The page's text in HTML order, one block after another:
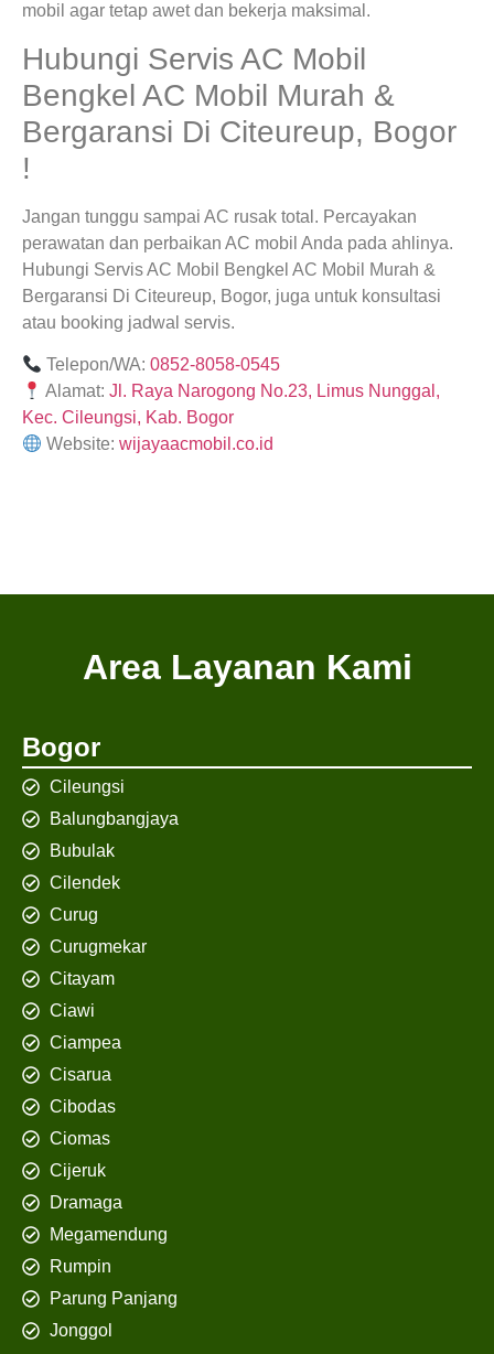
mobil agar tetap awet dan bekerja maksimal.
Hubungi Servis AC Mobil
Bengkel AC Mobil Murah &
Bergaransi Di Citeureup, Bogor
!
Jangan tunggu sampai AC rusak total. Percayakan
perawatan dan perbaikan AC mobil Anda pada ahlinya.
Hubungi Servis AC Mobil Bengkel AC Mobil Murah &
Bergaransi Di Citeureup, Bogor, juga untuk konsultasi
atau booking jadwal servis.
Telepon/WA:0852-8058-0545
Alamat:Jl. Raya Narogong No.23, Limus Nunggal,
Kec. Cileungsi, Kab. Bogor
Website:wijayaacmobil.co.id
Area Layanan Kami
Bogor
Cileungsi
Balungbangjaya
Bubulak
Cilendek
Curug
Curugmekar
Citayam
Ciawi
Ciampea
Cisarua
Cibodas
Ciomas
Cijeruk
Dramaga
Megamendung
Rumpin
Parung Panjang
Jonggol